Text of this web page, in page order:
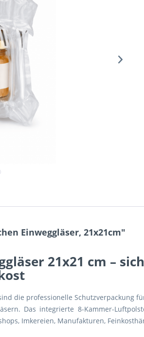
Einweggläser, 21x21cm"
21x21 cm –
die professionelle Schutzverpackung
Das integrierte 8-Kammer-
Imkereien, Manufakturen,